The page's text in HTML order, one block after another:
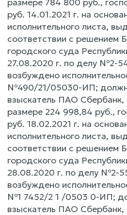
руб. 14.01.2021 г. на
исполнительного листа,
соответствии c решением
городского суда
27.08.2020 г. по делу №2-
возбуждено
№490/21/05030-ИП;
взыскатель ПАО Сбербанк,
размере 224 998,84 руб.,
руб. 18.02.2021 г. на
исполнительного листа,
соответствии c решением
городского суда
28.08.2020 г. по делу №2-
возбуждено
№1 7452/2 1 /0503 0-ИП;
взыскатель ПАО Сбербанк,